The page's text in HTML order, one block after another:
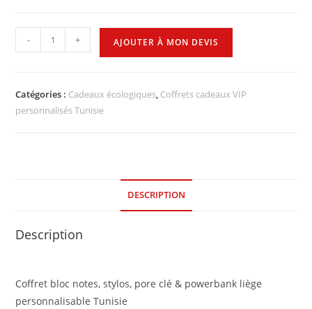
- + AJOUTER À MON DEVIS
Catégories : Cadeaux écologiques, Coffrets cadeaux VIP
personnalisés Tunisie
DESCRIPTION
Description
Coffret bloc notes, stylos, pore clé & powerbank liège
personnalisable Tunisie